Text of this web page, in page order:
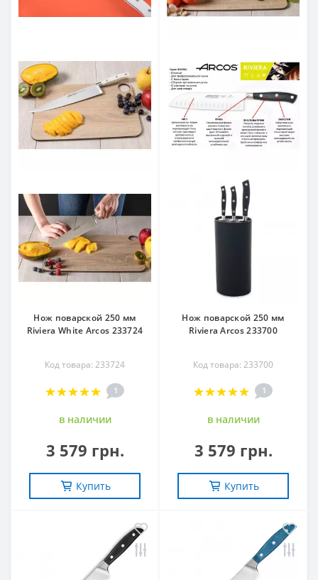
Нож поварской 250 мм
Riviera White Arcos 233724
Код товара: 233724
1
в наличии
3 579 грн.
Купить
Нож поварской 250 мм
Riviera Arcos 233700
Код товара: 233700
1
в наличии
3 579 грн.
Купить